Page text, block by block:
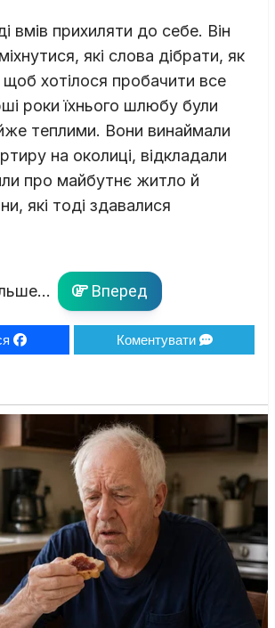
вмів прихиляти до себе. Він
які слова дібрати, як
щоб хотілося пробачити все
роки їхнього шлюбу були
теплими. Вони винаймали
на околиці, відкладали
про майбутнє житло й
які тоді здавалися
Вперед
Коментувати